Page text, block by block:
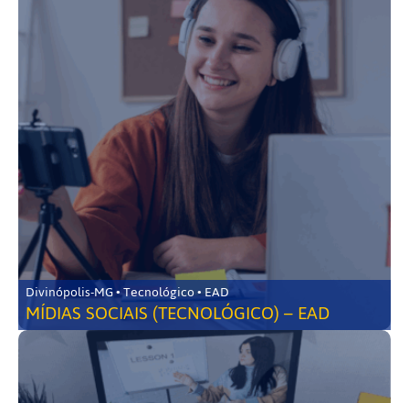
Divinópolis-MG • Tecnológico • EAD
MÍDIAS SOCIAIS (TECNOLÓGICO) – EAD